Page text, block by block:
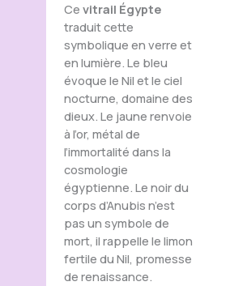
Ce vitrail Égypte
traduit cette
symbolique en verre et
en lumière. Le bleu
évoque le Nil et le ciel
nocturne, domaine des
dieux. Le jaune renvoie
à l’or, métal de
l’immortalité dans la
cosmologie
égyptienne. Le noir du
corps d’Anubis n’est
pas un symbole de
mort, il rappelle le limon
fertile du Nil, promesse
de renaissance.